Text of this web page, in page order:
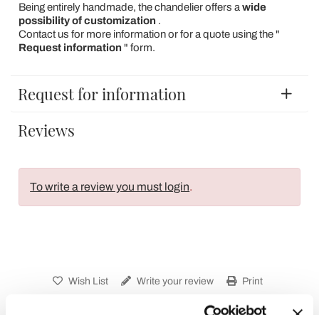
Being entirely handmade, the chandelier offers a wide
possibility of customization .
Contact us for more information or for a quote using the "
Request information " form.
Request for information
Reviews
To write a review you must login.
Wish List Write your review Print